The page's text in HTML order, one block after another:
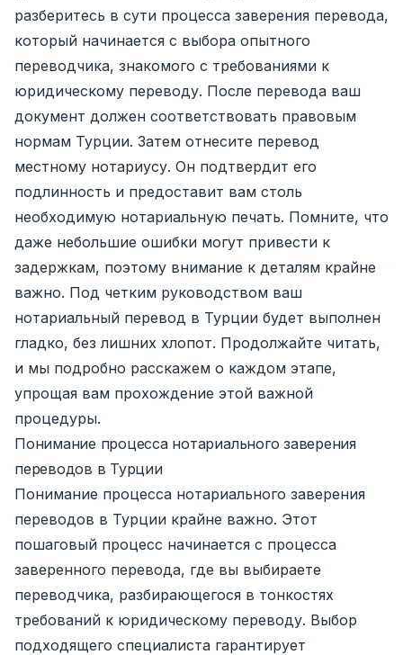
разберитесь в сути процесса заверения перевода,
который начинается с выбора опытного
переводчика, знакомого с требованиями к
юридическому переводу. После перевода ваш
документ должен соответствовать правовым
нормам Турции. Затем отнесите перевод
местному нотариусу. Он подтвердит его
подлинность и предоставит вам столь
необходимую нотариальную печать. Помните, что
даже небольшие ошибки могут привести к
задержкам, поэтому внимание к деталям крайне
важно. Под четким руководством ваш
нотариальный перевод в Турции будет выполнен
гладко, без лишних хлопот. Продолжайте читать,
и мы подробно расскажем о каждом этапе,
упрощая вам прохождение этой важной
процедуры.
Понимание процесса нотариального заверения
переводов в Турции
Понимание процесса нотариального заверения
переводов в Турции крайне важно. Этот
пошаговый процесс начинается с процесса
заверенного перевода, где вы выбираете
переводчика, разбирающегося в тонкостях
требований к юридическому переводу. Выбор
подходящего специалиста гарантирует